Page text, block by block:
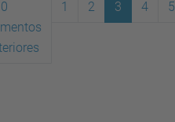
1 2 3 4 5